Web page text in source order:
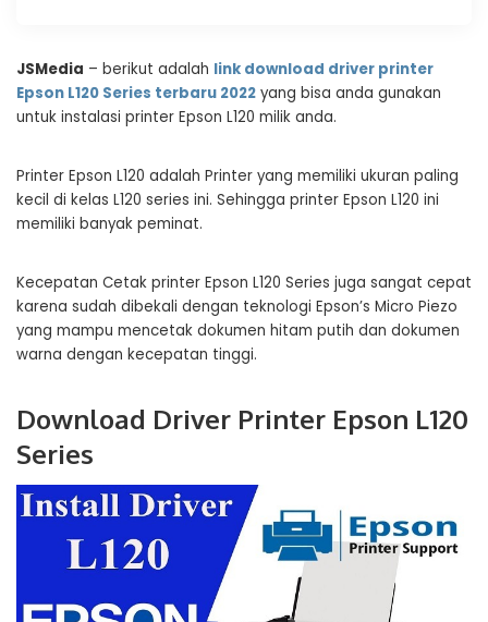
JSMedia – berikut adalah link download driver printer
Epson L120 Series terbaru 2022 yang bisa anda gunakan
untuk instalasi printer Epson L120 milik anda.
Printer Epson L120 adalah Printer yang memiliki ukuran paling
kecil di kelas L120 series ini. Sehingga printer Epson L120 ini
memiliki banyak peminat.
Kecepatan Cetak printer Epson L120 Series juga sangat cepat
karena sudah dibekali dengan teknologi Epson’s Micro Piezo
yang mampu mencetak dokumen hitam putih dan dokumen
warna dengan kecepatan tinggi.
Download Driver Printer Epson L120
Series